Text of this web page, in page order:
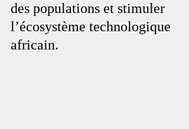
des populations et stimuler
l’écosystème technologique
africain.